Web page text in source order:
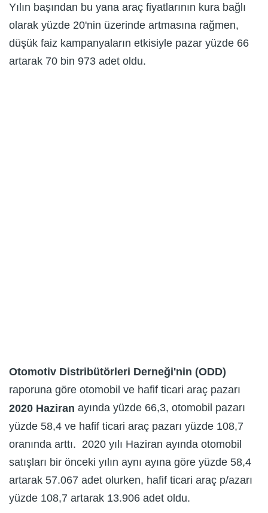
Yılın başından bu yana araç fiyatlarının kura bağlı
olarak yüzde 20'nin üzerinde artmasına rağmen,
düşük faiz kampanyaların etkisiyle pazar yüzde 66
artarak 70 bin 973 adet oldu.
Otomotiv Distribütörleri Derneği'nin (ODD)
raporuna göre otomobil ve hafif ticari araç pazarı
2020 Haziran ayında yüzde 66,3, otomobil pazarı
yüzde 58,4 ve hafif ticari araç pazarı yüzde 108,7
oranında arttı. 2020 yılı Haziran ayında otomobil
satışları bir önceki yılın aynı ayına göre yüzde 58,4
artarak 57.067 adet olurken, hafif ticari araç p/azarı
yüzde 108,7 artarak 13.906 adet oldu.